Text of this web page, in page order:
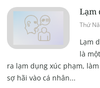
Lạm
Thứ
Lạm
là
ra lạm dụng xúc phạm,
sợ hãi vào cá nhân...